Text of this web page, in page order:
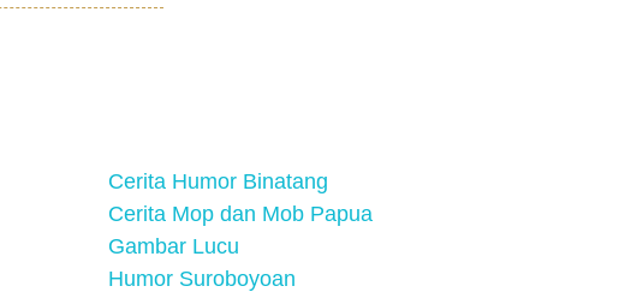
Cerita Humor Binatang
Cerita Mop dan Mob Papua
Gambar Lucu
Humor Suroboyoan